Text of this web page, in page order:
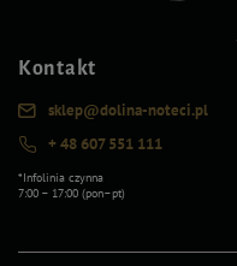
Kontakt
sklep@dolina-noteci.pl
+ 48 607 551 111
*Infolinia czynna
7:00 – 17:00 (pon–pt)